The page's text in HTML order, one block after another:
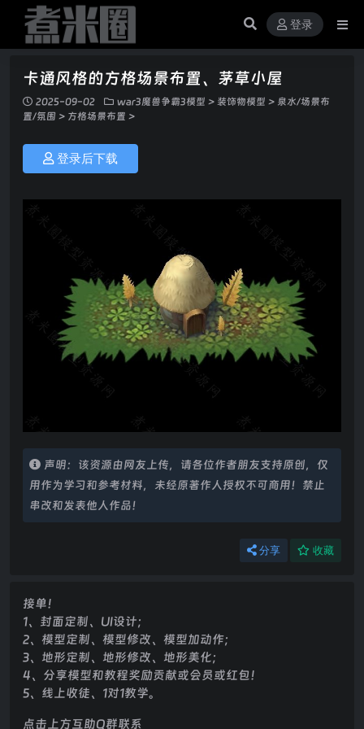
登录
卡通风格的方格场景布置、茅草小屋
2025-09-02 war3魔兽争霸3模型 > 装饰物模型 > 泉水/场景布
置/氛围 > 方格场景布置 >
登录后下载
声明：该资源由网友上传，请各位作者朋友支持原创，仅
用作为学习和参考材料，未经原著作人授权不可商用！禁止
串改和发表他人作品！
分享 收藏
接单！
1、封面定制、UI设计；
2、模型定制、模型修改、模型加动作；
3、地形定制、地形修改、地形美化；
4、分享模型和教程奖励贡献或会员或红包！
5、线上收徒、1对1教学。
点击上方互助Q群联系